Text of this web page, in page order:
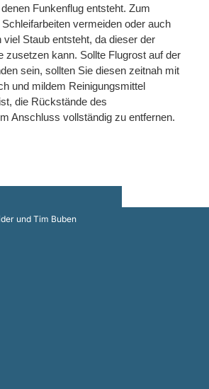
Funkenflug entsteht. Zum
vermeiden oder auch
viel Staub entsteht, da dieser der
zusetzen kann. Sollte Flugrost auf der
sein, sollten Sie diesen zeitnah mit
und mildem Reinigungsmittel
die Rückstände des
Anschluss vollständig zu entfernen.
und Tim Buben